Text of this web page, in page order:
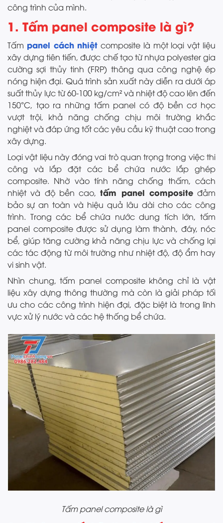
công trình của mình.
1. Tấm panel composite là gì?
Tấm panel cách nhiệt composite là một loại vật liệu
xây dựng tiên tiến, được chế tạo từ nhựa polyester gia
cường sợi thủy tinh (FRP) thông qua công nghệ ép
nóng hiện đại. Quá trình sản xuất này diễn ra dưới áp
suất thủy lực từ 60-100 kg/cm² và nhiệt độ cao lên đến
150°C, tạo ra những tấm panel có độ bền cơ học
vượt trội, khả năng chống chịu môi trường khắc
nghiệt và đáp ứng tốt các yêu cầu kỹ thuật cao trong
xây dựng.
Loại vật liệu này đóng vai trò quan trọng trong việc thi
công và lắp đặt các bể chứa nước lắp ghép
composite. Nhờ vào tính năng chống thấm, cách
nhiệt và độ bền cao,tấm panel compositeđảm
bảo sự an toàn và hiệu quả lâu dài cho các công
trình. Trong các bể chứa nước dung tích lớn, tấm
panel composite được sử dụng làm thành, đáy, nóc
bể, giúp tăng cường khả năng chịu lực và chống lại
các tác động từ môi trường như nhiệt độ, độ ẩm hay
vi sinh vật.
Nhìn chung, tấm panel composite không chỉ là vật
liệu xây dựng thông thường mà còn là giải pháp tối
ưu cho các công trình hiện đại, đặc biệt là trong lĩnh
vực xử lý nước và các hệ thống bể chứa.
Tấm panel composite là gì